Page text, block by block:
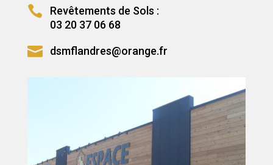

Revêtements de Sols :
03 20 37 06 68
 dsmflandres@orange.fr